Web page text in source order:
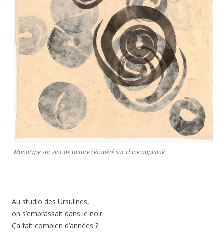
Monotype sur zinc de toiture récupéré sur chine appliqué
Au studio des Ursulines,
on s’embrassait dans le noir.
Ça fait combien d’années ?